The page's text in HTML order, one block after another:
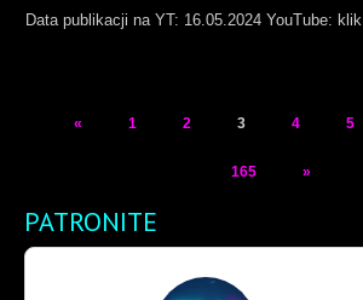
Data publikacji na YT: 16.05.2024 YouTube: klik
« 1 2 3 4 5
165 »
PATRONITE